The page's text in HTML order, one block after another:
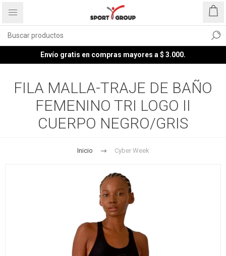
Envío gratis en compras mayores a $ 3.000.
FILA MALLA-TRAJE DE BAÑO
FEMENINO TRI LOGO II
CUERPO NEGRO/GRIS
Inicio Cyber Week